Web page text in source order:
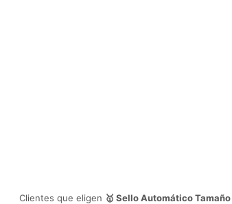
Clientes que eligen 🥇 Sello Automático Tamaño